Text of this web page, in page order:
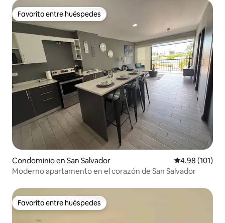
Favorito entre huéspedes
Favorito entre huéspedes
Condominio en San Salvador Calificación
4.98 (101)
Moderno apartamento en el corazón de San Salvador
Favorito entre huéspedes
Favorito entre huéspedes